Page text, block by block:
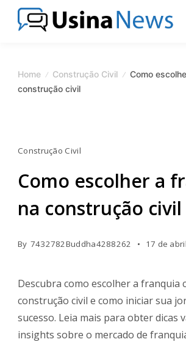
Skip
Magazine
Home Construção Civil
Como
construção civil
Construção Civil
Como escolher a
na construção civil
By 7432782Buddha4288262 17 de
Descubra como escolher a franquia
construção civil e como iniciar sua
sucesso. Leia mais para obter dicas
insights sobre o mercado de